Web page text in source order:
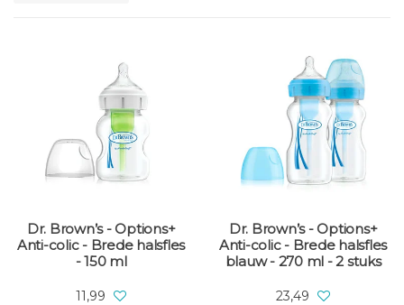
Dr. Brown’s - Options+
Anti-colic - Brede halsfles
- 150 ml
11,99
Dr. Brown’s - Options+
Anti-colic - Brede halsfles
blauw - 270 ml - 2 stuks
23,49